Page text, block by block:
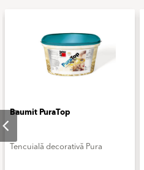
Baumit PuraTop
Tencuială decorativă Pura